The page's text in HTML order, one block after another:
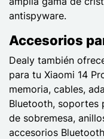
antispyware.
Accesorios
Dealy también
para tu Xiaomi 14
memoria, cables,
Bluetooth, soportes
de sobremesa,
accesorios